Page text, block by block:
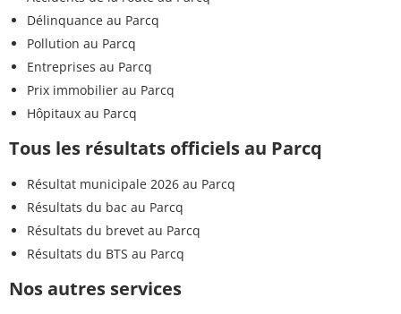
Délinquance au Parcq
Pollution au Parcq
Entreprises au Parcq
Prix immobilier au Parcq
Hôpitaux au Parcq
Tous les résultats officiels au Parcq
Résultat municipale 2026 au Parcq
Résultats du bac au Parcq
Résultats du brevet au Parcq
Résultats du BTS au Parcq
Nos autres services